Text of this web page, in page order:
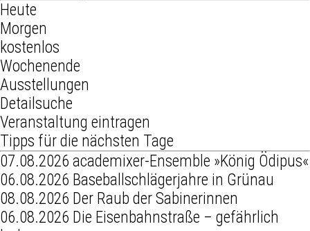
Heute
Morgen
kostenlos
Wochenende
Ausstellungen
Detailsuche
Veranstaltung eintragen
Tipps für die nächsten Tage
07.08.2026 academixer-Ensemble »König Ödipus«
06.08.2026 Baseballschlägerjahre in Grünau
08.08.2026 Der Raub der Sabinerinnen
06.08.2026 Die Eisenbahnstraße – gefährlich